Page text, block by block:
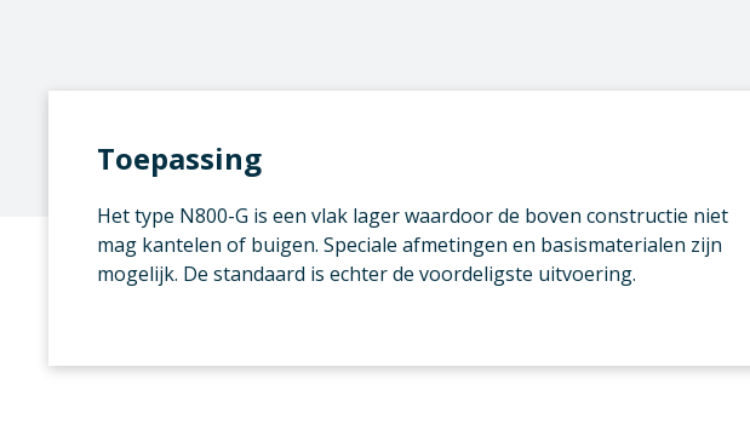
Toepassing
Het type N800-G is een vlak lager waardoor de boven constructie niet
mag kantelen of buigen. Speciale afmetingen en basismaterialen zijn
mogelijk. De standaard is echter de voordeligste uitvoering.